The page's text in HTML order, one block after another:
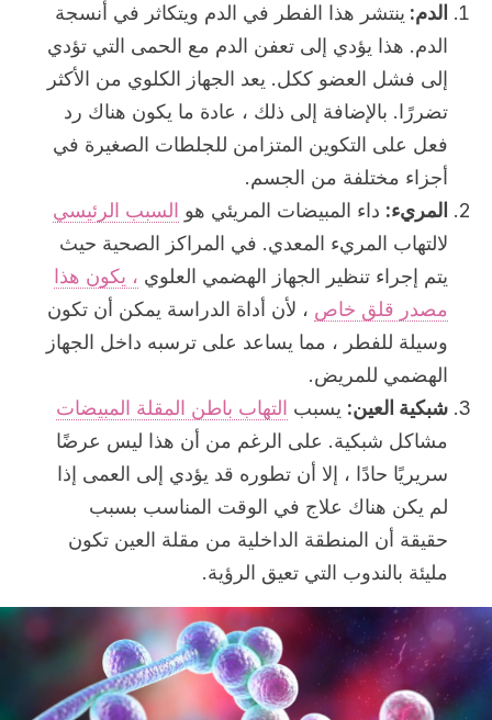
الدم: ينتشر هذا الفطر في الدم ويتكاثر في أنسجة
الدم. هذا يؤدي إلى تعفن الدم مع الحمى التي تؤدي
إلى فشل العضو ككل. يعد الجهاز الكلوي من الأكثر
تضررًا. بالإضافة إلى ذلك ، عادة ما يكون هناك رد
فعل على التكوين المتزامن للجلطات الصغيرة في
أجزاء مختلفة من الجسم.
المريء: داء المبيضات المريئي هو السبب الرئيسي
لالتهاب المريء المعدي. في المراكز الصحية حيث
يتم إجراء تنظير الجهاز الهضمي العلوي ، يكون هذا
مصدر قلق خاص ، لأن أداة الدراسة يمكن أن تكون
وسيلة للفطر ، مما يساعد على ترسبه داخل الجهاز
الهضمي للمريض.
شبكية العين: يسبب التهاب باطن المقلة المبيضات
مشاكل شبكية. على الرغم من أن هذا ليس عرضًا
سريريًا حادًا ، إلا أن تطوره قد يؤدي إلى العمى إذا
لم يكن هناك علاج في الوقت المناسب بسبب
حقيقة أن المنطقة الداخلية من مقلة العين تكون
مليئة بالندوب التي تعيق الرؤية.